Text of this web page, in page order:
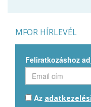
MFOR HÍRLEVÉL
Feliratkozáshoz
Az